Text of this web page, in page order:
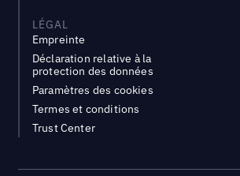
LÉGAL
Empreinte
Déclaration relative à la
protection des données
Paramètres des cookies
Termes et conditions
Trust Center